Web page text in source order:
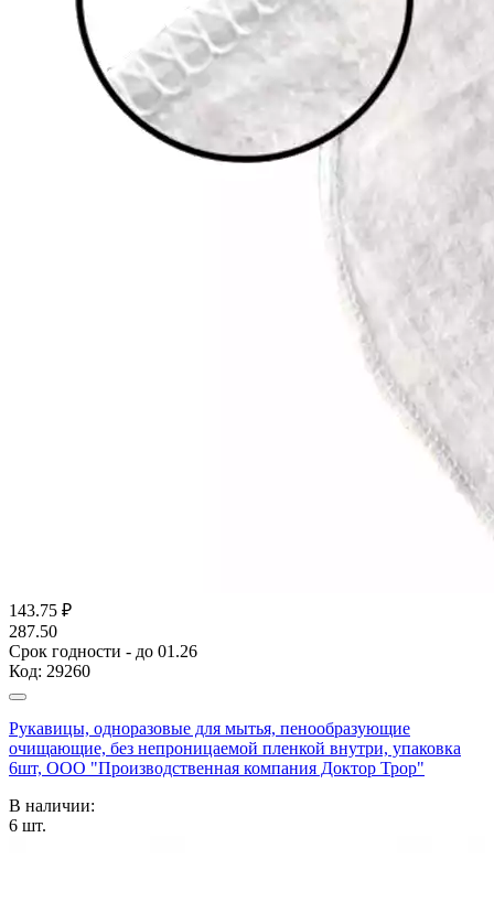
143.75 ₽
287.50
Срок годности - до 01.26
Код: 29260
Рукавицы, одноразовые для мытья, пенообразующие
очищающие, без непроницаемой пленкой внутри, упаковка
6шт, ООО "Производственная компания Доктор Трор"
В наличии:
6 шт.